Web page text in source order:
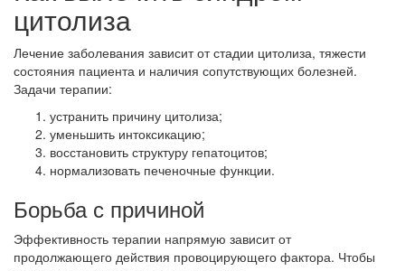
цитолиза
Лечение заболевания зависит от стадии цитолиза, тяжести
состояния пациента и наличия сопутствующих болезней.
Задачи терапии:
устранить причину цитолиза;
уменьшить интоксикацию;
восстановить структуру гепатоцитов;
нормализовать печеночные функции.
Борьба с причиной
Эффективность терапии напрямую зависит от
продолжающего действия провоцирующего фактора. Чтобы